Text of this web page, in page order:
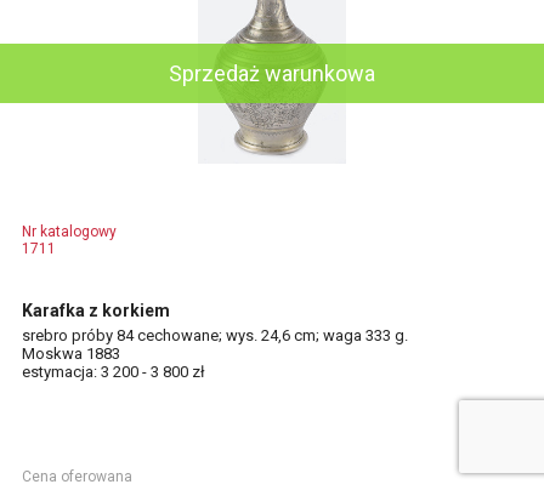
Sprzedaż warunkowa
Nr katalogowy
1711
Karafka z korkiem
srebro próby 84 cechowane; wys. 24,6 cm; waga 333 g.
Moskwa 1883
estymacja: 3 200 - 3 800 zł
Cena oferowana